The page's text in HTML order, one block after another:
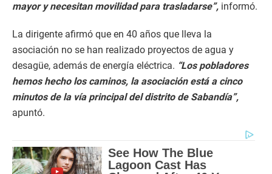
mayor y necesitan movilidad para trasladarse”, informó.
La dirigente afirmó que en 40 años que lleva la
asociación no se han realizado proyectos de agua y
desagüe, además de energía eléctrica. “Los pobladores
hemos hecho los caminos, la asociación está a cinco
minutos de la vía principal del distrito de Sabandía”,
apuntó.